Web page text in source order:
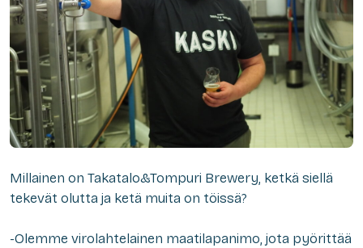
Millainen on Takatalo&Tompuri Brewery, ketkä siellä
tekevät olutta ja ketä muita on töissä?
-Olemme virolahtelainen maatilapanimo, jota pyörittää